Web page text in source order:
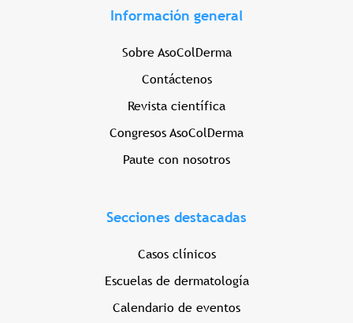
Información general
Sobre AsoColDerma
Contáctenos
Revista científica
Congresos AsoColDerma
Paute con nosotros
Secciones destacadas
Casos clínicos
Escuelas de dermatología
Calendario de eventos